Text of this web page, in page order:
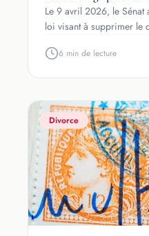
Le 9 avril 2026, le
loi visant à supprimer
6 min de lecture
Divorce